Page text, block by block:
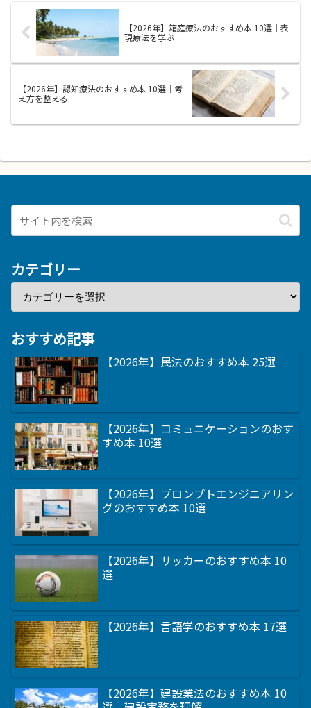
PowerPointを使って資料作成を
磨くコツを、誰にでも分か...
【2026年】箱庭療法のおすすめ本 10選｜表
現療法を学ぶ
【2026年】認知療法のおすすめ本 10選｜考
え方を整える
カテゴリー
おすすめ記事
【2026年】民法のおすすめ本 25選
【2026年】コミュニケーションのおす
すめ本 10選
【2026年】プロンプトエンジニアリン
グのおすすめ本 10選
【2026年】サッカーのおすすめ本 10
選
【2026年】言語学のおすすめ本 17選
【2026年】建設業法のおすすめ本 10